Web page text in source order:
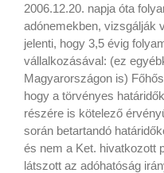
2006.12.20. napja óta
adónemekben, vizsgálják
jelenti, hogy 3,5 évig
vállalkozásával: (ez
Magyarországon is)
hogy a törvényes
részére is kötelező
során betartandó
és nem a Ket. hivatkozott
látszott az adóhatóság